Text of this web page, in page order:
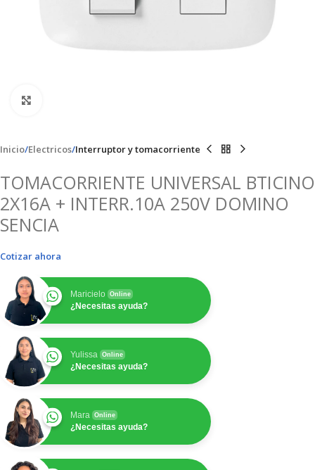
Inicio Electricos Interruptor y tomacorriente
TOMACORRIENTE UNIVERSAL BTICINO
2X16A + INTERR.10A 250V DOMINO
SENCIA
Cotizar ahora
Maricielo Online
¿Necesitas ayuda?
Yulissa Online
¿Necesitas ayuda?
Mara Online
¿Necesitas ayuda?